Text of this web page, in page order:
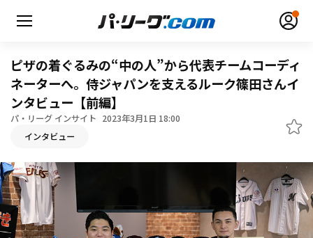
無料アカウント登録
HOME
動画
日程・結果
ピザの着ぐるみの“中の人”から代表チームコーディ
ネーターへ。侍ジャパンを支えるルーク篠田さんイ
ンタビュー【前編】
パ・リーグ インサイト 2023年3月1日 18:00
インタビュー